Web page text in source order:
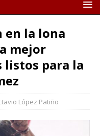
en la lona
mejor
listos para la
López Patiño